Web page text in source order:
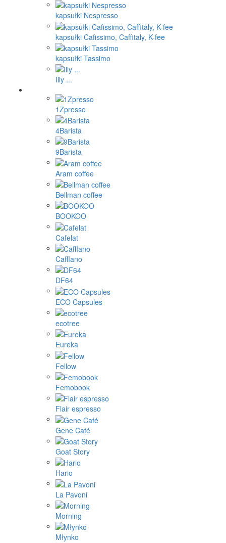
kapsułki Nespresso
kapsułki Cafissimo, Caffitaly, K-fee
kapsułki Tassimo
Illy ...
1Zpresso
4Barista
9Barista
Aram coffee
Bellman coffee
BOOKOO
Cafelat
Cafflano
DF64
ECO Capsules
ecotree
Eureka
Fellow
Femobook
Flair espresso
Gene Café
Goat Story
Hario
La Pavoni
Morning
Młynko